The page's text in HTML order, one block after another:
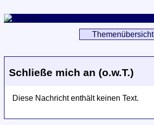
Themenübersicht
Schließe mich an (o.w.T.)
Diese Nachricht enthält keinen Text.